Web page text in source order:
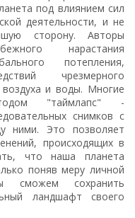
под влиянием сил
деятельности, и не
сторону. Авторы
нарастания
потепления,
чрезмерного
и воды. Многие
"таймлапс" -
снимков с
ними. Это позволяет
происходящих в
что наша планета
поняв меру личной
сможем сохранить
ландшафт своего